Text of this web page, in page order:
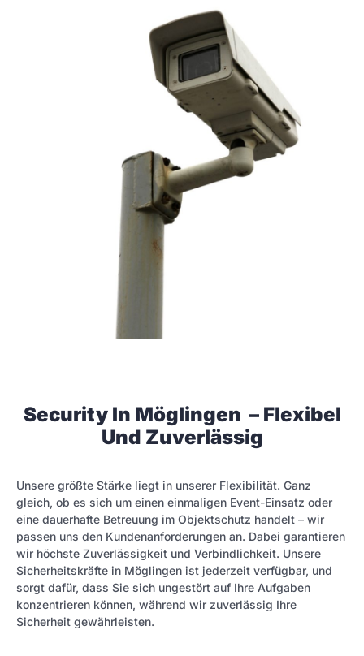
Security In Möglingen – Flexibel
Und Zuverlässig
Unsere größte Stärke liegt in unserer Flexibilität. Ganz
gleich, ob es sich um einen einmaligen Event-Einsatz oder
eine dauerhafte Betreuung im Objektschutz handelt – wir
passen uns den Kundenanforderungen an. Dabei garantieren
wir höchste Zuverlässigkeit und Verbindlichkeit. Unsere
Sicherheitskräfte in Möglingen ist jederzeit verfügbar, und
sorgt dafür, dass Sie sich ungestört auf Ihre Aufgaben
konzentrieren können, während wir zuverlässig Ihre
Sicherheit gewährleisten.